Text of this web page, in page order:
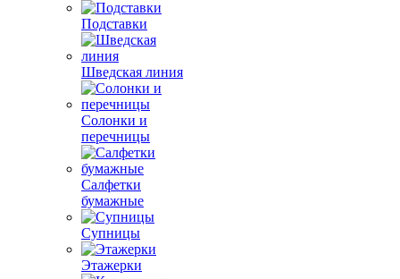
Подставки
Шведская линия
Солонки и
перечницы
Салфетки
бумажные
Супницы
Этажерки